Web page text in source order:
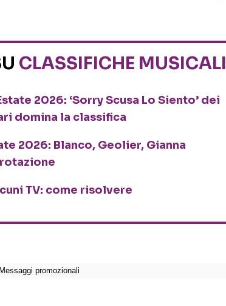
CLASSIFICHE MUSICALI
2026: ‘Sorry Scusa Lo Siento’ dei
domina la classifica
2026: Blanco, Geolier, Gianna
TV: come risolvere